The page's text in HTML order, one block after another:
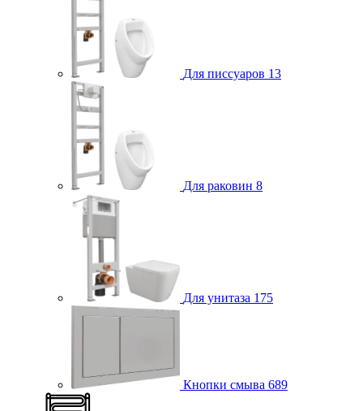
Для писсуаров 13
Для раковин 8
Для унитаза 175
Кнопки смыва 689